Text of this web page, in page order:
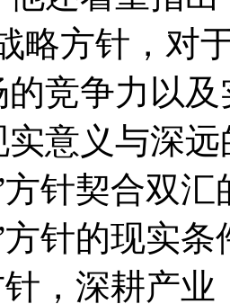
略方针，对
的竞争力以
意义与深
方针契合双
方针的现实
针，深耕产